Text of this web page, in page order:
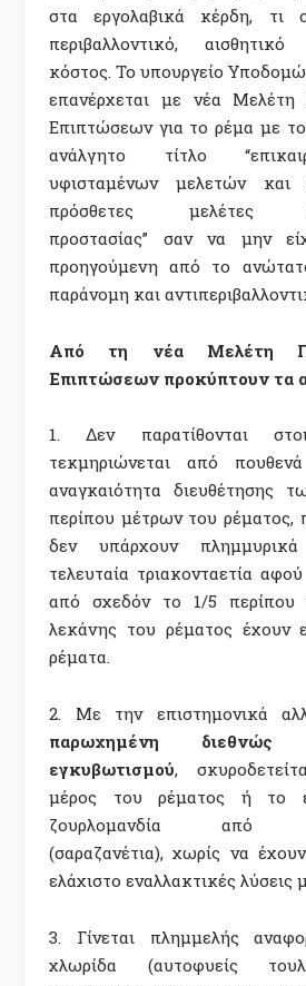
στα εργολαβικά κέρδη, τι
περιβαλλοντικό,
κόστος. Το υπουργείο
επανέρχεται με νέα Μελέτη
Επιπτώσεων για το ρέμα με
ανάλγητο τίτλο
υφισταμένων μελετών
πρόσθετες μελέτες
προστασίας” σαν να μην
προηγούμενη από το
παράνομη και
Από τη νέα Μελέτη
Επιπτώσεων προκύπτουν τα
1. Δεν παρατίθονται
τεκμηριώνεται από
αναγκαιότητα διευθέτησης
περίπου μέτρων του ρέματος,
δεν υπάρχουν
τελευταία τριακονταετία
από σχεδόν το 1/5 περίπου
λεκάνης του ρέματος έχουν
ρέματα.
2. Με την επιστημονικά
παρωχημένη
εγκυβωτισμού,
μέρος του ρέματος ή το
ζουρλομανδία από
(σαραζανέτια), χωρίς να
ελάχιστο εναλλακτικές λύσεις
3. Γίνεται πλημμελής
χλωρίδα (αυτοφυείς